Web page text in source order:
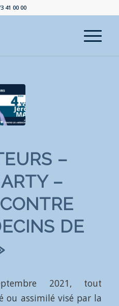
41 00 00
–
–
DE
2021, tout
ou assimilé visé par la